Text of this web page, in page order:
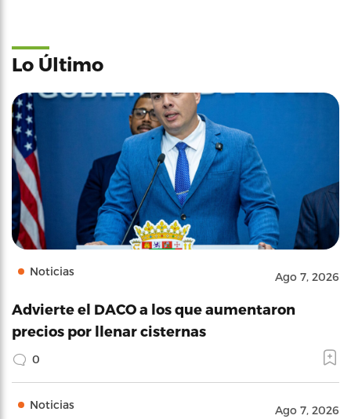
Lo Último
Noticias Ago 7, 2026
Advierte el DACO a los que aumentaron
precios por llenar cisternas
0
Noticias Ago 7, 2026